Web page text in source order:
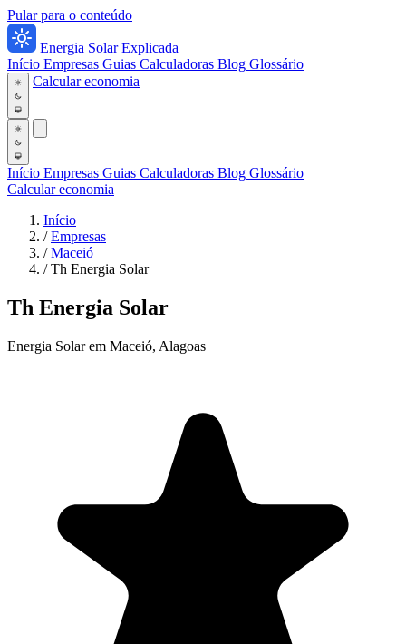
Pular para o conteúdo
Energia Solar Explicada
Início Empresas Guias Calculadoras Blog Glossário
Calcular economia
Início Empresas Guias Calculadoras Blog Glossário
Calcular economia
Início
/ Empresas
/ Maceió
/ Th Energia Solar
Th Energia Solar
Energia Solar em Maceió, Alagoas